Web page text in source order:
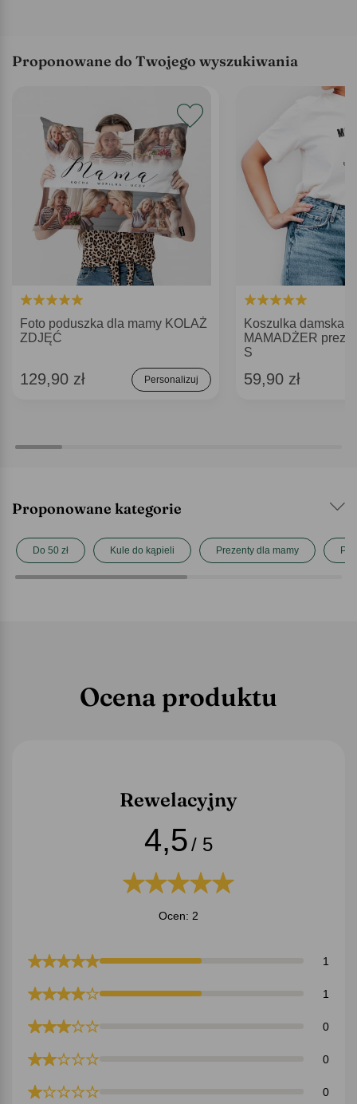
Proponowane do Twojego wyszukiwania
Foto poduszka dla mamy KOLAŻ
ZDJĘĆ
129,90 zł Personalizuj
Koszulka damska
MAMADŻER
S
59,90 zł
Proponowane kategorie
Do 50 zł Kule do kąpieli Prezenty dla mamy
Ocena produktu
Rewelacyjny
4,5/ 5
Ocen: 2
1
1
0
0
0